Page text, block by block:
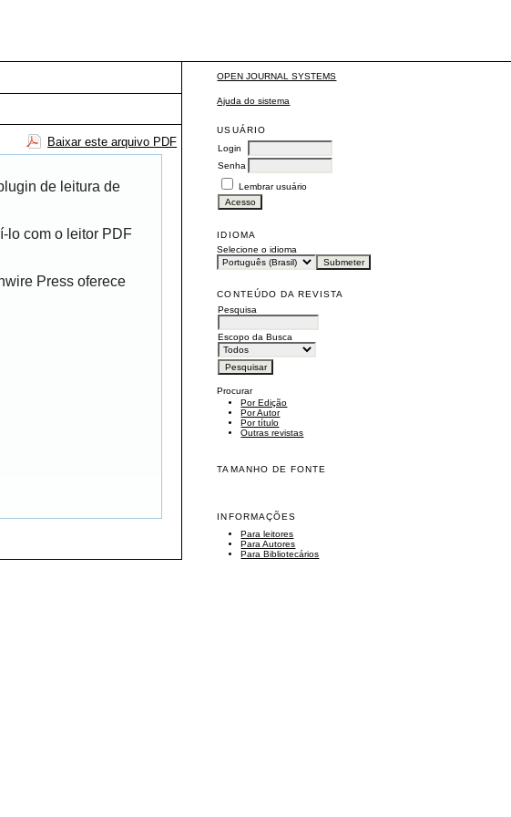
OPEN JOURNAL SYSTEMS
Ajuda do sistema
USUÁRIO
Login
Senha
Lembrar usuário
IDIOMA
Selecione o idioma
CONTEÚDO DA REVISTA
Pesquisa
Escopo da Busca
Procurar
Por Edição
Por Autor
Por título
Outras revistas
TAMANHO DE FONTE
INFORMAÇÕES
Para leitores
Para Autores
Para Bibliotecários
Baixar este arquivo PDF
de leitura de
lo com o leitor PDF
Press oferece